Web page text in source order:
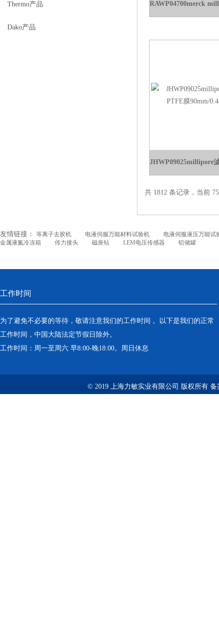
Thermo产品
Dako产品
共 1812 条记录，当前
友情链接： 等离子去胶机 电液伺服万能材料试验机
电液伺服液压万能试
金属液氮冷冻箱
传力接头 磁座钻 LEM电压传感器 铝储罐
工作时间
为了避免不必要的等待，敬请注意我们的工作时间 。以下是我们的正常
工作时间，中国大陆法定节假日除外。
工作时间：周一至周六 早8:00-晚18:00。周日休息
© 2019 上海力敏实业有限公司 版权所有 备